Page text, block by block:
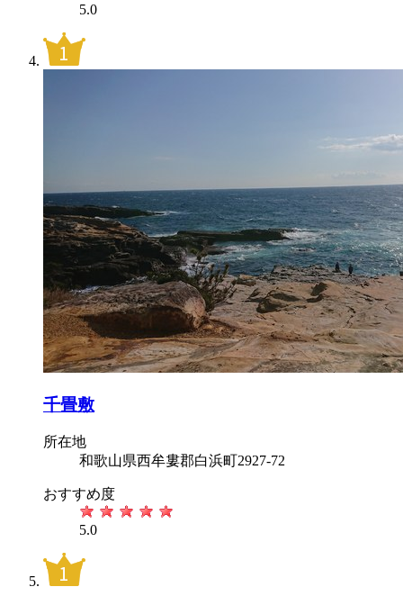
5.0
千畳敷
所在地
和歌山県西牟婁郡白浜町2927-72
おすすめ度
5.0